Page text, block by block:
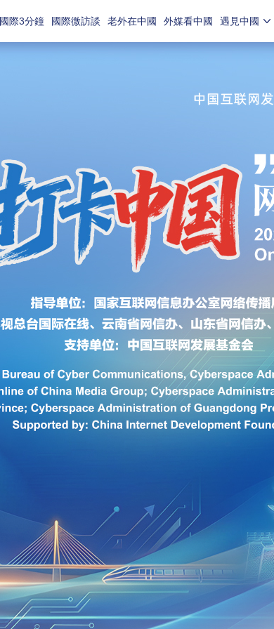
國際3分鐘 國際微訪談 老外在中國 外媒看中國 遇見中國